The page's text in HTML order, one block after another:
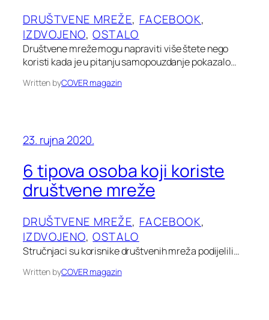
DRUŠTVENE MREŽE, FACEBOOK
IZDVOJENO, OSTALO
Društvene mreže mogu napraviti više štete nego
koristi kada je u pitanju samopouzdanje pokazalo…
Written byCOVER magazin
23. rujna 2020.
6 tipova osoba koji koriste
društvene mreže
DRUŠTVENE MREŽE, FACEBOOK
IZDVOJENO, OSTALO
Stručnjaci su korisnike društvenih mreža podijelili…
Written byCOVER magazin